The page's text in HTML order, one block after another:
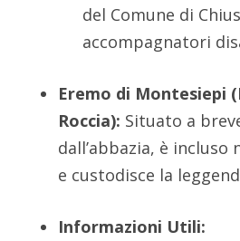
del Comune di
accompagnatori
Eremo di Montesiepi
Roccia): Situato a
dall’abbazia, è incluso
e custodisce la
Informazioni Utili: